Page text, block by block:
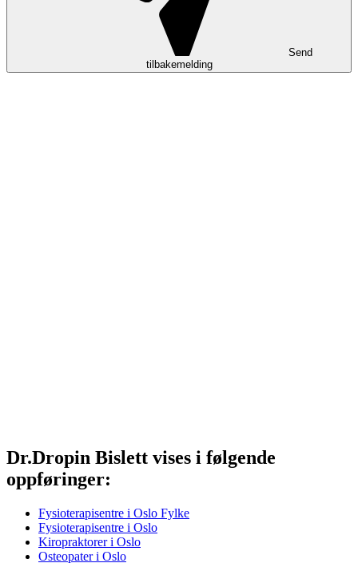
Send
tilbakemelding
Dr.Dropin Bislett vises i følgende
oppføringer:
Fysioterapisentre i Oslo Fylke
Fysioterapisentre i Oslo
Kiropraktorer i Oslo
Osteopater i Oslo